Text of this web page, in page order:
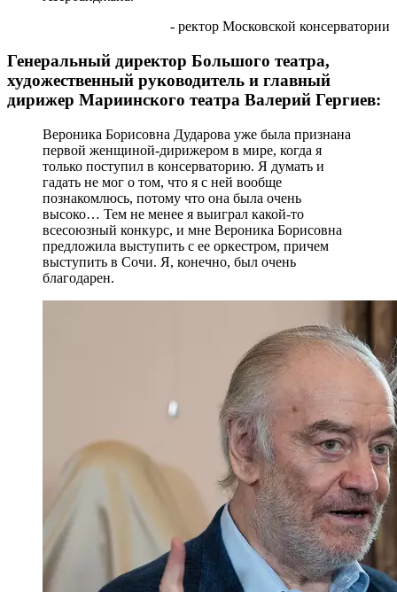
- ректор Московской консерватории
Генеральный директор Большого театра,
художественный руководитель и главный
дирижер Мариинского театра Валерий Гергиев:
Вероника Борисовна Дударова уже была признана
первой женщиной-дирижером в мире, когда я
только поступил в консерваторию. Я думать и
гадать не мог о том, что я с ней вообще
познакомлюсь, потому что она была очень
высоко… Тем не менее я выиграл какой-то
всесоюзный конкурс, и мне Вероника Борисовна
предложила выступить с ее оркестром, причем
выступить в Сочи. Я, конечно, был очень
благодарен.